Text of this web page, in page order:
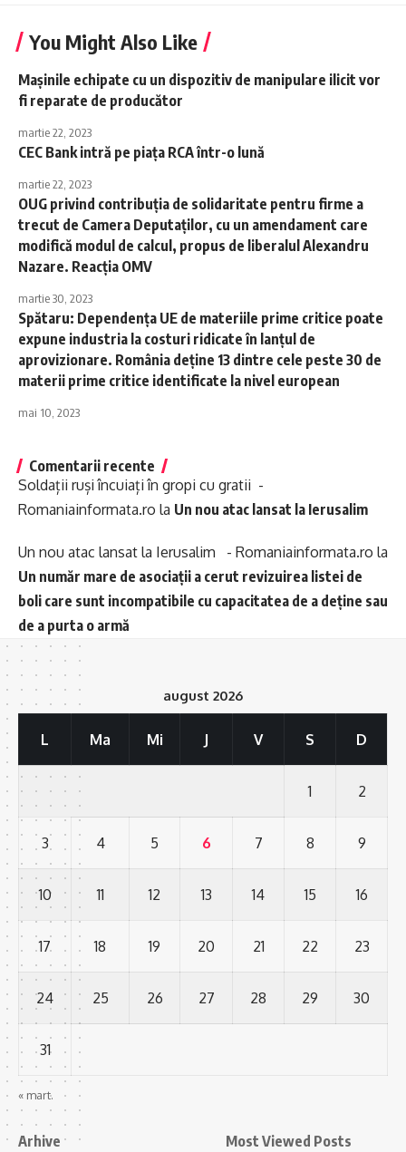
You Might Also Like
Mașinile echipate cu un dispozitiv de manipulare ilicit vor
fi reparate de producător
martie 22, 2023
CEC Bank intră pe piața RCA într-o lună
martie 22, 2023
OUG privind contribuţia de solidaritate pentru firme a
trecut de Camera Deputaţilor, cu un amendament care
modifică modul de calcul, propus de liberalul Alexandru
Nazare. Reacţia OMV
martie 30, 2023
Spătaru: Dependenţa UE de materiile prime critice poate
expune industria la costuri ridicate în lanţul de
aprovizionare. România deţine 13 dintre cele peste 30 de
materii prime critice identificate la nivel european
mai 10, 2023
Comentarii recente
Soldații ruși încuiați în gropi cu gratii -
Romaniainformata.ro la Un nou atac lansat la Ierusalim
Un nou atac lansat la Ierusalim - Romaniainformata.ro la
Un număr mare de asociații a cerut revizuirea listei de
boli care sunt incompatibile cu capacitatea de a deține sau
de a purta o armă
august 2026
L Ma Mi J V S D
1 2
3 4 5 6 7 8 9
10 11 12 13 14 15 16
17 18 19 20 21 22 23
24 25 26 27 28 29 30
31
« mart.
Arhive Most Viewed Posts